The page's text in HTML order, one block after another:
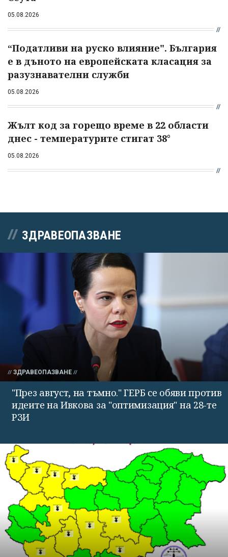
05.08.2026
“Податливи на руско влияние". България
е в дъното на европейската класация за
разузнавателни служби
05.08.2026
Жълт код за горещо време в 22 области
днес - температурите стигат 38°
05.08.2026
ЗДРАВЕОПАЗВАНЕ
ЗДРАВЕОПАЗВАНЕ
"През август, на тъмно." ГЕРБ се обяви против
идеите на Ивкова за "оптимизация" на 28-те
РЗИ